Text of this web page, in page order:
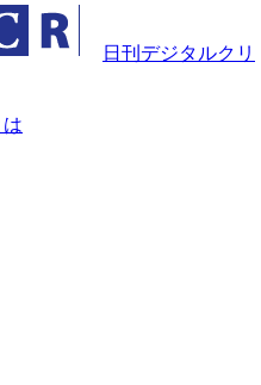
日刊デジタルクリ